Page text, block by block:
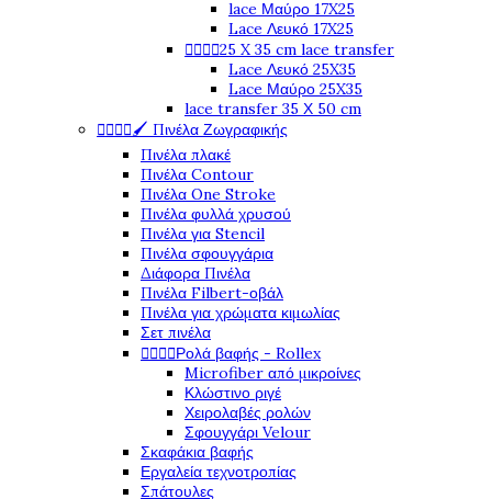
lace Μαύρο 17X25
Lace Λευκό 17X25
25 X 35 cm lace transfer
Lace Λευκό 25X35
Lace Μαύρο 25X35
lace transfer 35 Χ 50 cm
🖌️ Πινέλα Ζωγραφικής
Πινέλα πλακέ
Πινέλα Contour
Πινέλα One Stroke
Πινέλα φυλλά χρυσού
Πινέλα για Stencil
Πινέλα σφουγγάρια
Διάφορα Πινέλα
Πινέλα Filbert-οβάλ
Πινέλα για χρώματα κιμωλίας
Σετ πινέλα
Ρολά βαφής - Rollex
Microfiber από μικροίνες
Κλώστινο ριγέ
Χειρολαβές ρολών
Σφουγγάρι Velour
Σκαφάκια βαφής
Εργαλεία τεχνοτροπίας
Σπάτουλες